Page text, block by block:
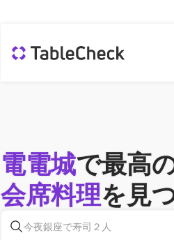
電電城で最高
会席料理を見